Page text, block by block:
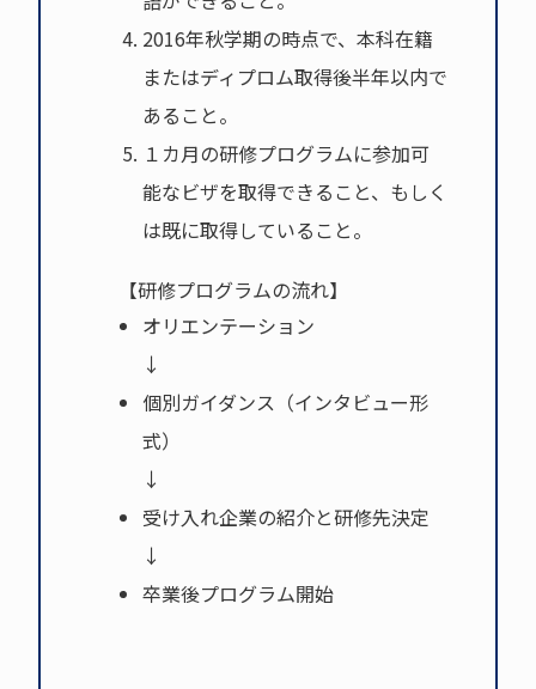
2016年秋学期の時点で、本科在籍
またはディプロム取得後半年以内で
あること。
１カ月の研修プログラムに参加可
能なビザを取得できること、もしく
は既に取得していること。
【研修プログラムの流れ】
オリエンテーション
↓
個別ガイダンス（インタビュー形
式）
↓
受け入れ企業の紹介と研修先決定
↓
卒業後プログラム開始